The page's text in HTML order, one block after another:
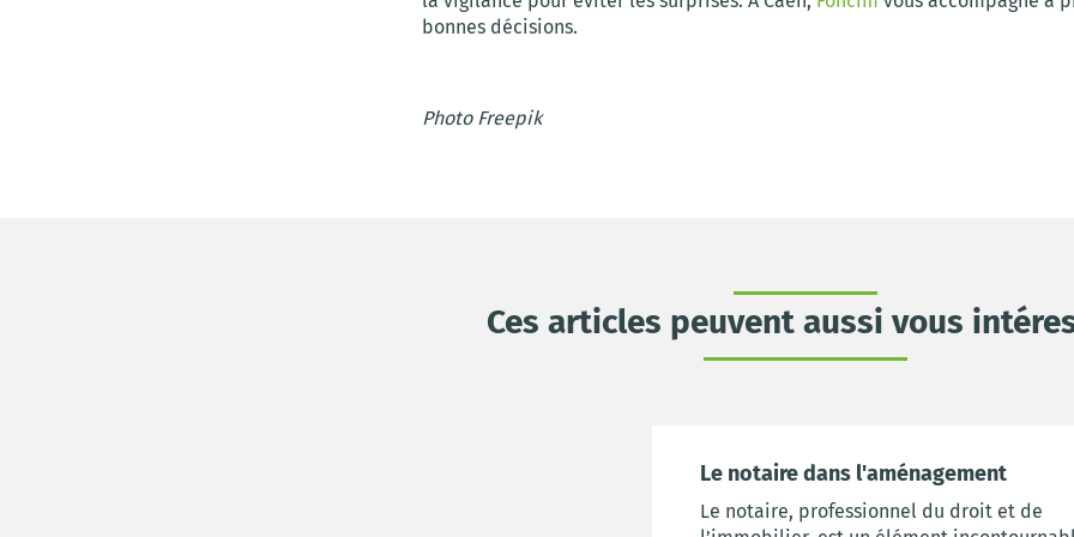
bonnes décisions.
Photo Freepik
Ces articles peuvent aussi vous
Le notaire dans l'aménagement
Le notaire, professionnel du droit et de